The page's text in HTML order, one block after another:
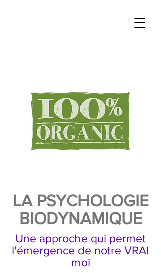
LA PSYCHOLOGIE
BIODYNAMIQUE
Une approche qui permet
l'émergence de notre VRAI
moi